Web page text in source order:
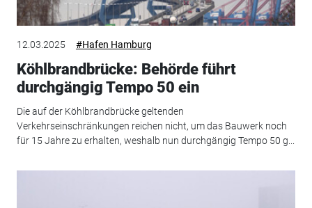
12.03.2025 #Hafen Hamburg
Köhlbrandbrücke: Behörde führt
durchgängig Tempo 50 ein
Die auf der Köhlbrandbrücke geltenden
Verkehrseinschränkungen reichen nicht, um das Bauwerk noch
für 15 Jahre zu erhalten, weshalb nun durchgängig Tempo 50 g...